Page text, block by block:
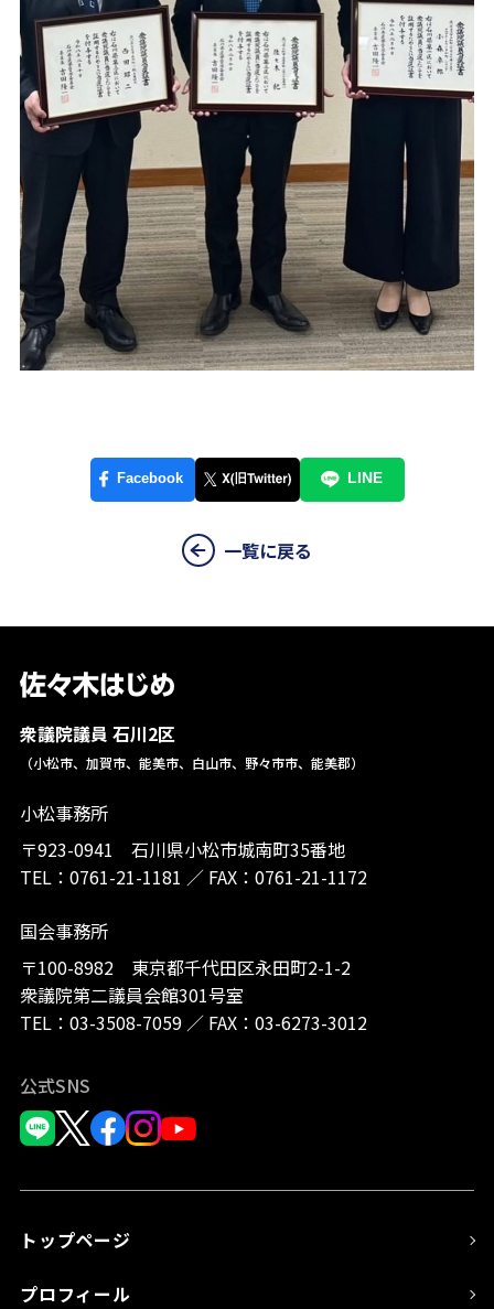
一覧に戻る
衆議院議員 石川2区
（小松市、加賀市、能美市、白山市、野々市市、能美郡）
小松事務所
〒923-0941 石川県小松市城南町35番地
TEL： 0761-21-1181 ／ FAX：0761-21-1172
国会事務所
〒100-8982 東京都千代田区永田町2-1-2
衆議院第二議員会館301号室
TEL： 03-3508-7059／ FAX：03-6273-3012
公式SNS
トップページ
プロフィール